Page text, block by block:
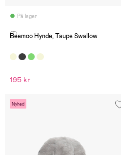
På lager
(7)
Beemoo Hynde, Taupe Swallow
195 kr
Nyhed